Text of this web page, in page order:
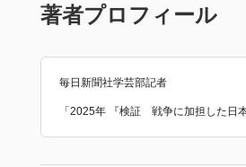
著者プロフィール
毎日新聞社学芸部記者
「2025年 『検証 戦争に加担した日